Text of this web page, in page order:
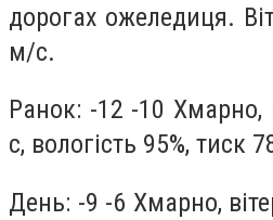
дорогах ожеледиця.
м/с.
Ранок: -12 -10 Хмарно,
с, вологість 95%, тиск
День: -9 -6 Хмарно,